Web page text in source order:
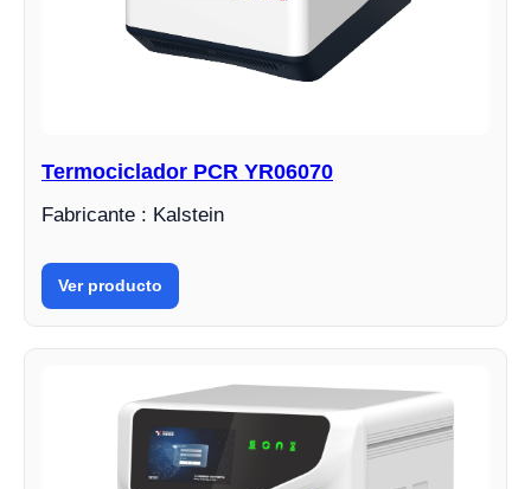
Termociclador PCR YR06070
Fabricante : Kalstein
Ver producto